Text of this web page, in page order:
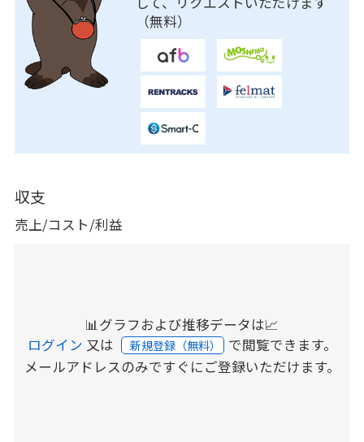
（無料）
収支
売上/コスト/利益
📊グラフおよび推移データは📈
ログイン 又は 新規登録（無料） で閲覧できます。
メールアドレスのみですぐにご登録いただけます。